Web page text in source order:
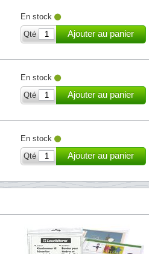
En stock
Qté
Ajouter au panier
En stock
Qté
Ajouter au panier
En stock
Qté
Ajouter au panier